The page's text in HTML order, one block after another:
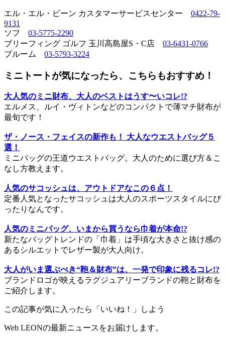
エル・エル・ビーン カスタマーサービスセンター 0422-79-
9131
ソフ 03-5775-2290
ブリーフィング ゴルフ 玉川高島屋S・C店 03-6431-0766
プルーム 03-5793-3224
ミニトートが気になったら、こちらもおすすめ！
大人気のミニ財布、大人のベストはうす〜いコレ!?
エルメス、ルイ・ヴィトンなどのコンパクトで薄マチ財布が
最旬です！
ザ・ノース・フェイスの新作も！ 大人なウエストバッグ５
選！
ミニバッグの王道ウエストバッグ。大人のために選び方＆こ
なし方教えます。
人気のサコッシュは、アウトドアなこの６点！
定番人気となったサコッシュは大人のスポーツスタイルにぴ
ったりなんです。
人気のミニバッグ、いまから買うなら巾着が本命!?
新たなバッグトレンドの「巾着」は手頃な大きさと抜け感の
あるシルエットでレザー製が大人向け。
大人がいま選ぶべき“鞄＆財布”は、一発で印象に残るコレ!?
ブランドロゴが映えるラグジュアリーブランドの鞄と財布を
ご紹介します。
この記事が気に入ったら「いいね！」しよう
Web LEONの最新ニュースをお届けします。